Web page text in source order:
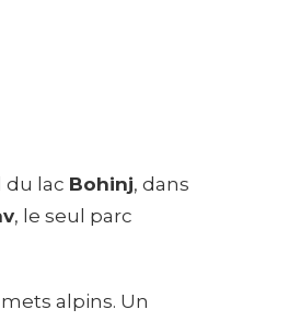
du lac Bohinj, dans
, le seul parc
alpins. Un